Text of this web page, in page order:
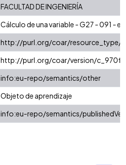
FACULTAD DE INGENIERÍA
Cálculo de una variable - G27 - 091 -
http://purl.org/coar/resource_type/
http://purl.org/coar/version/
info:eu-repo/semantics/other
Objeto de aprendizaje
info:eu-repo/semantics/